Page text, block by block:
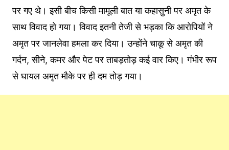
पर गए थे। इसी बीच किसी मामूली बात या कहासुनी पर अमृत के
साथ विवाद हो गया। विवाद इतनी तेजी से भड़का कि आरोपियों ने
अमृत पर जानलेवा हमला कर दिया। उन्होंने चाकू से अमृत की
गर्दन, सीने, कमर और पेट पर ताबड़तोड़ कई वार किए। गंभीर रूप
से घायल अमृत मौके पर ही दम तोड़ गया।